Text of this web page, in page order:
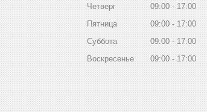
Четверг
09:00
17:00
Пятница
09:00
17:00
Суббота
09:00
17:00
Воскресенье
09:00 17:00